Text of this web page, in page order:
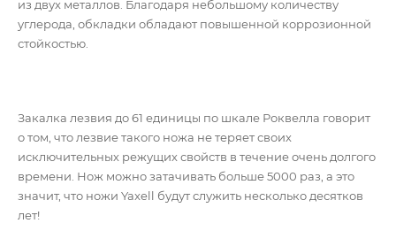
из двух металлов. Благодаря небольшому количеству
углерода, обкладки обладают повышенной коррозионной
стойкостью.
Закалка лезвия до 61 единицы по шкале Роквелла говорит
о том, что лезвие такого ножа не теряет своих
исключительных режущих свойств в течение очень долгого
времени. Нож можно затачивать больше 5000 раз, а это
значит, что ножи Yaxell будут служить несколько десятков
лет!